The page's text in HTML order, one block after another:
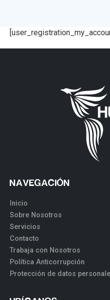
NAVEGACIÓN
Inicio
Sobre Nosotros
Servicios
Contacto
Trabaja con Nosotros
Política Anticorrupción
Protección de datos